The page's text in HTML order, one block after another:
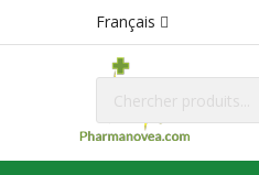
Français